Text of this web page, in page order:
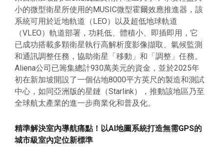
小的微型衛星所使用的MUSIC微型霍爾效應推進器，該
系統可用於近地軌道（LEO）以及 超低地球軌道
（VLEO）軌道部署，功耗低、體積小、即插即用，它
已成功搭載多顆衛星執行高解析度影像擷取、氣候監測
和通訊調整任務，協助衛星「移動」和「調整」任務。
Aliena公司已籌集總計930萬美元的資金，並於2025年
初在新加坡開設了一個佔地8000平方英尺的製造和測試
中心，如同亞洲版的星鏈（Starlink），推動該地區乃至
全球航太產業的進一步商業化和普及化。
精準解決室內導航痛點！以AI地圖系統打造無需GPS的
城市級室內定位新標準